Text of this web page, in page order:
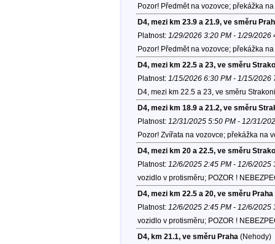
Pozor! Předmět na vozovce; překážka
D4, mezi km 23.9 a 21.9, ve směru
Platnost: 1/29/2026 3:20 PM - 1/29/2026
Pozor! Předmět na vozovce; překážka
D4, mezi km 22.5 a 23, ve směru
Platnost: 1/15/2026 6:30 PM - 1/15/2026
D4, mezi km 22.5 a 23, ve směru
D4, mezi km 18.9 a 21.2, ve směru
Platnost: 12/31/2025 5:50 PM - 12/31/
Pozor! Zvířata na vozovce; překážka na
D4, mezi km 20 a 22.5, ve směru
Platnost: 12/6/2025 2:45 PM - 12/6/2025
vozidlo v protisměru; POZOR !
D4, mezi km 22.5 a 20, ve směru Praha
Platnost: 12/6/2025 2:45 PM - 12/6/2025
vozidlo v protisměru; POZOR !
D4, km 21.1, ve směru Praha (Nehody)